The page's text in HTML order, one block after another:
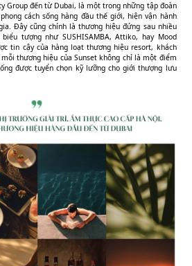
Group đến từ Dubai, là một trong những tập đoàn
cách sống hàng đầu thế giới, hiện vận hành
Đây cũng chính là thương hiệu đứng sau nhiều
tượng như SUSHISAMBA, Attiko, hay Mood
tin cậy của hàng loạt thương hiệu resort, khách
thương hiệu của Sunset không chỉ là một điểm
được tuyển chọn kỹ lưỡng cho giới thượng lưu